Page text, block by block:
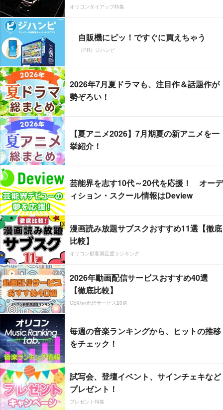
オリコンタイアップ特集
自販機にピッ！ですぐに買えちゃう
（PR）ジハンピ
2026年7月夏ドラマも、注目作＆話題作が
勢ぞろい！
【夏アニメ2026】7月期夏の新アニメを一
挙紹介！
芸能界を志す10代～20代を応援！ オーデ
ィション・スクール情報はDeview
漫画読み放題サブスクおすすめ11選【徹底
比較】
オリコン顧客満足度ランキング
2026年動画配信サービスおすすめ40選
【徹底比較】
CS動画配信サービス20選
毎週の音楽ランキングから、ヒットの推移
をチェック！
試写会、登壇イベント、サインチェキなど
プレゼント！
プレゼント特集